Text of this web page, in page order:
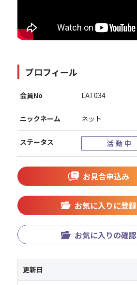
プロフィール
会員No LAT034
ニックネーム ネット
ステータス 活動中
お見合申込み
お気に入りに登録
お気に入りの確認
更新日